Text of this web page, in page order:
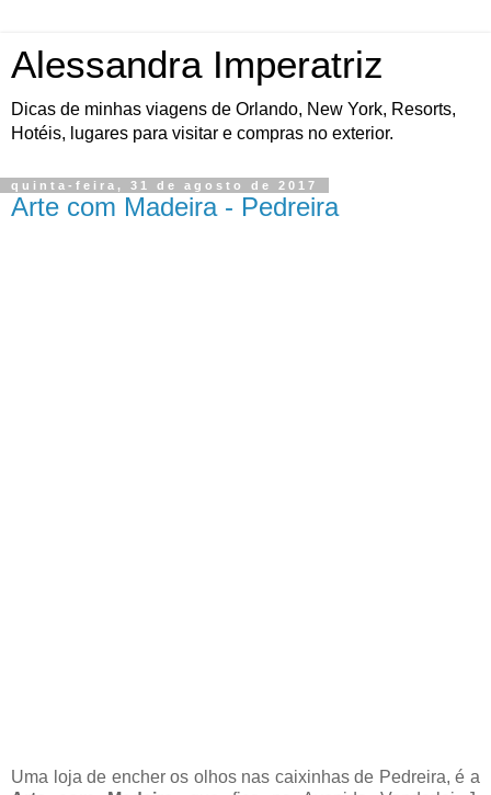
Alessandra Imperatriz
Dicas de minhas viagens de Orlando, New York, Resorts,
Hotéis, lugares para visitar e compras no exterior.
quinta-feira, 31 de agosto de 2017
Arte com Madeira - Pedreira
Uma loja de encher os olhos nas caixinhas de Pedreira, é a